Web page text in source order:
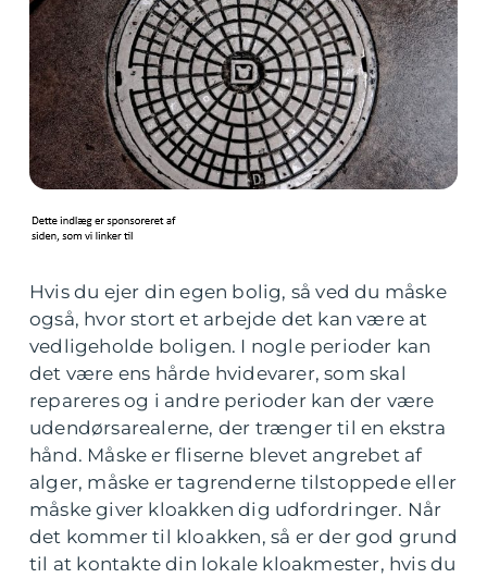
Hvis du ejer din egen bolig, så ved du måske
også, hvor stort et arbejde det kan være at
vedligeholde boligen. I nogle perioder kan
det være ens hårde hvidevarer, som skal
repareres og i andre perioder kan der være
udendørsarealerne, der trænger til en ekstra
hånd. Måske er fliserne blevet angrebet af
alger, måske er tagrenderne tilstoppede eller
måske giver kloakken dig udfordringer. Når
det kommer til kloakken, så er der god grund
til at kontakte din lokale kloakmester, hvis du